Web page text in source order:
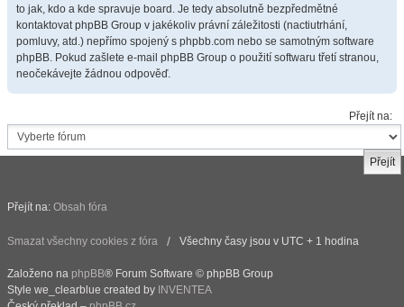
to jak, kdo a kde spravuje board. Je tedy absolutně bezpředmětné
kontaktovat phpBB Group v jakékoliv právní záležitosti (nactiutrhání,
pomluvy, atd.) nepřímo spojený s phpbb.com nebo se samotným software
phpBB. Pokud zašlete e-mail phpBB Group o použití softwaru třetí stranou,
neočekávejte žádnou odpověď.
Přejít na:
Přejít na: Obsah fóra
Smazat všechny cookies z fóra Všechny časy jsou v UTC + 1 hodina
Založeno na phpBB® Forum Software © phpBB Group
Style we_clearblue created by INVENTEA